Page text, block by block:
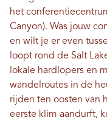
het
Canyon). Was jouw
en wilt je er even
loopt rond de Salt
lokale hardlopers en
wandelroutes in de
rijden ten oosten van
eerste klim aandurft,